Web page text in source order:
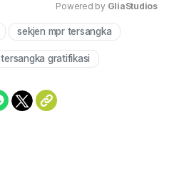
Mute
Powered by GliaStudios
sekjen mpr tersangka
tersangka gratifikasi